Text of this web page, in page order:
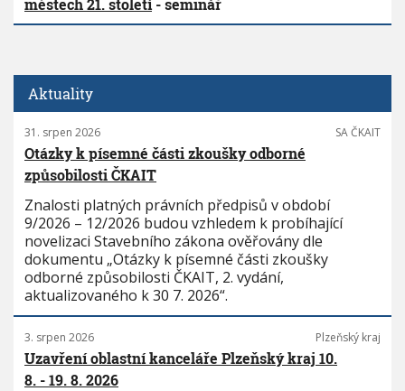
městech 21. století- seminář
Aktuality
31. srpen 2026 SA ČKAIT
Otázky k písemné části zkoušky odborné
způsobilosti ČKAIT
Znalosti platných právních předpisů v období
9/2026 – 12/2026 budou vzhledem k probíhající
novelizaci Stavebního zákona ověřovány dle
dokumentu „Otázky k písemné části zkoušky
odborné způsobilosti ČKAIT, 2. vydání,
aktualizovaného k 30 7. 2026“.
3. srpen 2026 Plzeňský kraj
Uzavření oblastní kanceláře Plzeňský kraj 10.
8. - 19. 8. 2026